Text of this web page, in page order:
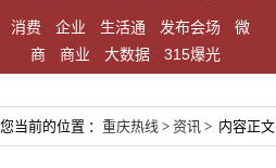
消费 企业 生活通 发布会场
微
商
商业 大数据 315爆光
您当前的位置 ： 重庆热线 > 资讯 > 内容正文